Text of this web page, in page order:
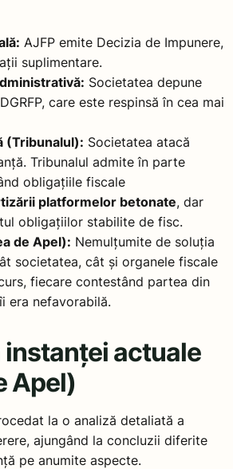
AJFP emite Decizia de Impunere,
suplimentare.
Societatea depune
care este respinsă în cea mai
(Tribunalul): Societatea atacă
Tribunalul admite în parte
obligațiile fiscale
platformelor betonate, dar
obligațiilor stabilite de fisc.
de Apel): Nemulțumite de soluția
societatea, cât și organele fiscale
fiecare contestând partea din
era nefavorabilă.
actuale
Apel)
la o analiză detaliată a
ajungând la concluzii diferite
pe anumite aspecte.